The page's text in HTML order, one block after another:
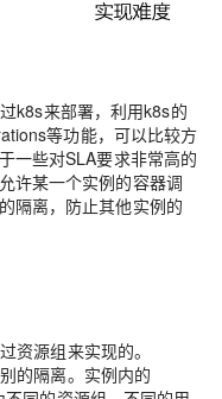
k8s来部署，利用k8s的
等功能，可以比较方
一些对SLA要求非常高的
许某一个实例的容器调
隔离，防止其他实例的
资源组来实现的。
的隔离。实例内的